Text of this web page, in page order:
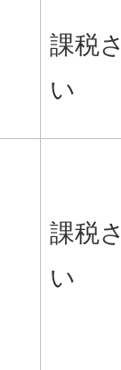
課税
い
課税
い